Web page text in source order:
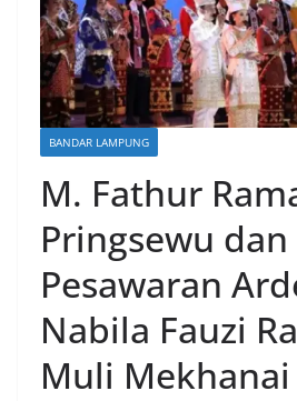
BANDAR LAMPUNG
M. Fathur
Pringsewu
Pesawaran
Nabila Fauzi
Muli Mekhanai